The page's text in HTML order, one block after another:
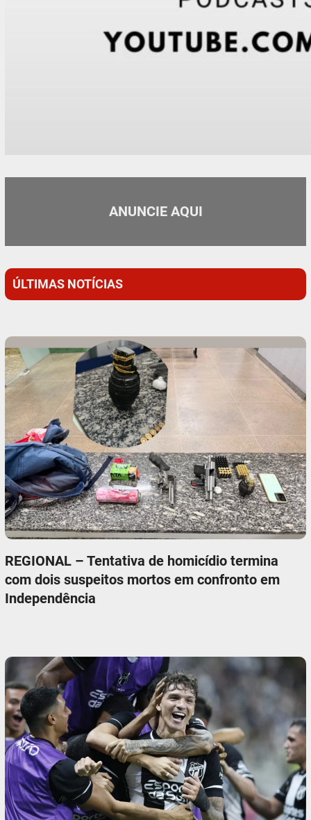
ANUNCIE AQUI
ÚLTIMAS NOTÍCIAS
REGIONAL – Tentativa de homicídio termina
com dois suspeitos mortos em confronto em
Independência